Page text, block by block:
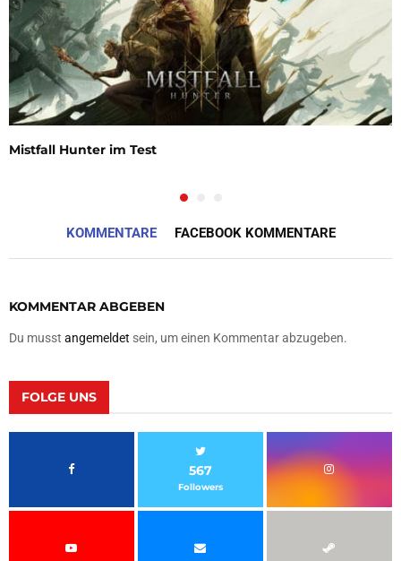
Mistfall Hunter im Test
KOMMENTARE FACEBOOK KOMMENTARE
KOMMENTAR ABGEBEN
Du musst angemeldet sein, um einen Kommentar abzugeben.
FOLGE UNS
567
Followers